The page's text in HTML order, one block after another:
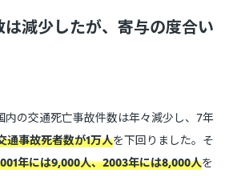
減少したが、寄与の度合い
内の交通死亡事故件数は年々減少し、7年
通事故死者数が1万人を下回りました。そ
年には9,000人、2003年には8,000人を